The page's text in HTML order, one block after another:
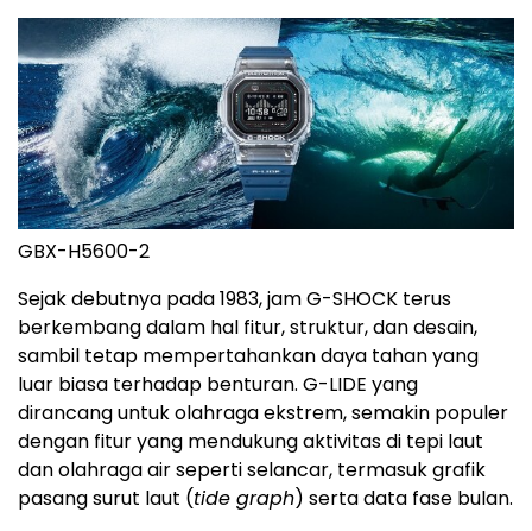
GBX-H5600-2
Sejak debutnya pada 1983, jam G-SHOCK terus
berkembang dalam hal fitur, struktur, dan desain,
sambil tetap mempertahankan daya tahan yang
luar biasa terhadap benturan. G-LIDE yang
dirancang untuk olahraga ekstrem, semakin populer
dengan fitur yang mendukung aktivitas di tepi laut
dan olahraga air seperti selancar, termasuk grafik
pasang surut laut (tide graph) serta data fase bulan.